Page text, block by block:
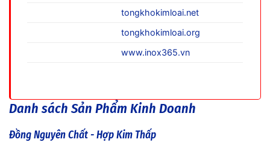
tongkhokimloai.net
tongkhokimloai.org
www.inox365.vn
Danh sách Sản Phẩm Kinh Doanh
Đồng Nguyên Chất - Hợp Kim Thấp